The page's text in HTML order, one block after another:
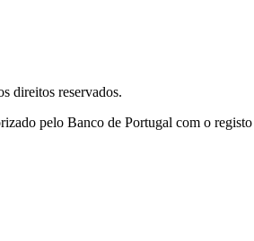
reservados.
pelo Banco de Portugal com o registo